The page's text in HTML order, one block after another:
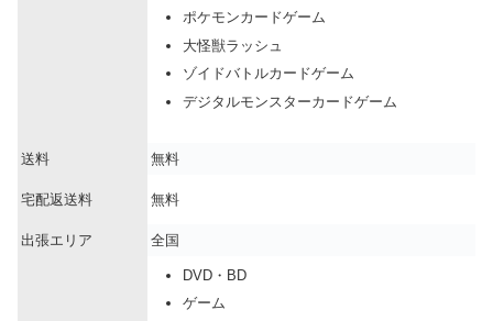
ポケモンカードゲーム
大怪獣ラッシュ
ゾイドバトルカードゲーム
デジタルモンスターカードゲーム
送料 無料
宅配返送料 無料
出張エリア 全国
DVD・BD
ゲーム